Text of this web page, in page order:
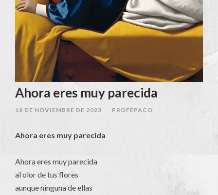
Ahora eres muy parecida
18 DE NOVIEMBRE DE 2023 PROFEPACO
Ahora eres muy parecida
Ahora eres muy parecida
al olor de tus flores
aunque ninguna de ellas